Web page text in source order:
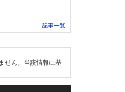
記事一覧
せん。当該情報に基